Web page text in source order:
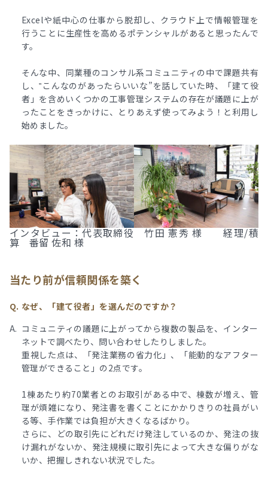
Excelや紙中心の仕事から脱却し、クラウド上で情報管理を
行うことに生産性を高めるポテンシャルがあると思ったんで
す。
そんな中、同業種のコンサル系コミュニティの中で課題共有
し、‟こんなのがあったらいいな”を話していた時、「建て役
者」を含めいくつかの工事管理システムの存在が議題に上が
ったことをきっかけに、とりあえず使ってみよう！と利用し
始めました。
インタビュー：代表取締役 竹田 憲秀 様 経理/積
算 番留 佐和 様
当たり前が信頼関係を築く
なぜ、「建て役者」を選んだのですか？
コミュニティの議題に上がってから複数の製品を、インター
ネットで調べたり、問い合わせしたりしました。
重視した点は、「発注業務の省力化」、「能動的なアフター
管理ができること」の2点です。
1棟あたり約70業者とのお取引がある中で、棟数が増え、管
理が煩雑になり、発注書を書くことにかかりきりの社員がい
る等、手作業では負担が大きくなるばかり。
さらに、どの取引先にどれだけ発注しているのか、発注の抜
け漏れがないか、発注規模に取引先によって大きな偏りがな
いか、把握しきれない状況でした。